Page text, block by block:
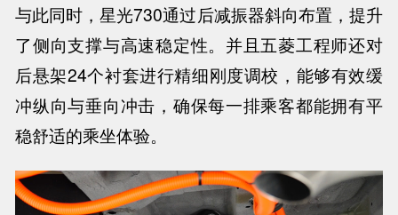
与此同时，星光730通过后减振器斜向布置，提升
了侧向支撑与高速稳定性。并且五菱工程师还对
后悬架24个衬套进行精细刚度调校，能够有效缓
冲纵向与垂向冲击，确保每一排乘客都能拥有平
稳舒适的乘坐体验。